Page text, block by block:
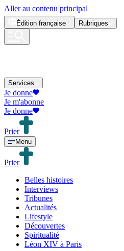
Aller au contenu principal
Édition française Rubriques
Services
Je donne
Je m'abonne
Je donne
Prier
Menu
Prier
Belles histoires
Interviews
Tribunes
Actualités
Lifestyle
Découvertes
Spiritualité
Léon XIV à Paris